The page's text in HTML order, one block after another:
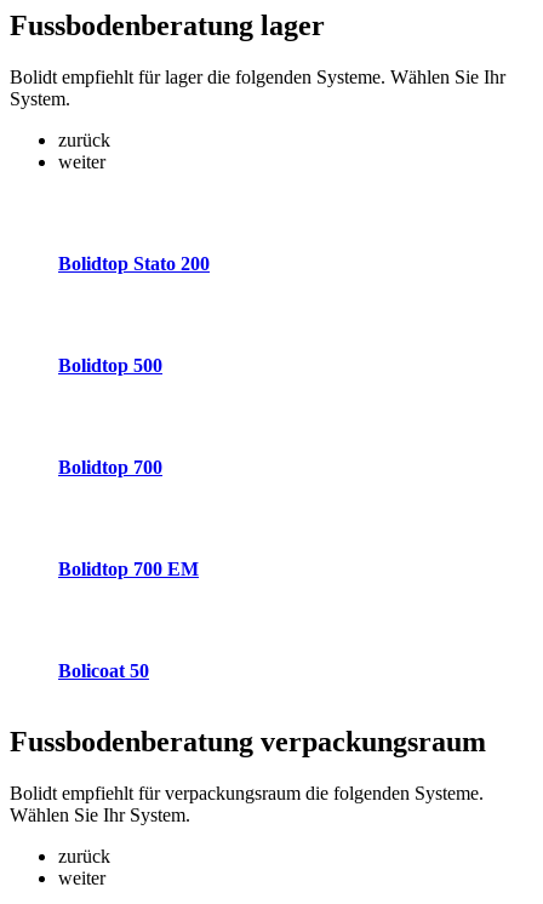
Fussbodenberatung lager
Bolidt empfiehlt für lager die folgenden Systeme. Wählen Sie Ihr
System.
zurück
weiter
Bolidtop Stato 200
Bolidtop 500
Bolidtop 700
Bolidtop 700 EM
Bolicoat 50
Fussbodenberatung verpackungsraum
Bolidt empfiehlt für verpackungsraum die folgenden Systeme.
Wählen Sie Ihr System.
zurück
weiter